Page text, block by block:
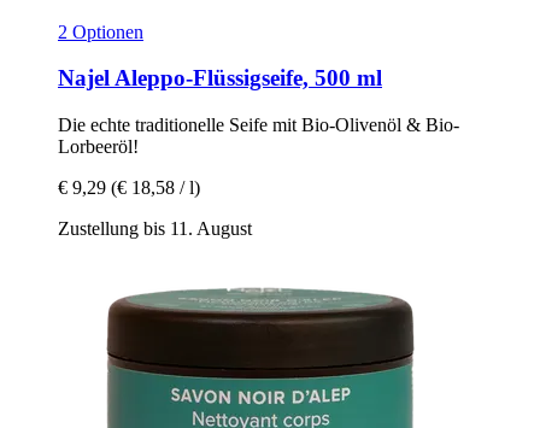
2 Optionen
NajelAleppo-​Flüssigseife, 500 ml
Die echte traditionelle Seife mit Bio-​Olivenöl & Bio-​
Lorbeeröl!
€ 9,29 (€ 18,58 / l)
Zustellung bis 11. August